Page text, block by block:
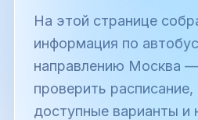
На этой странице
информация по
направлению Москва —
проверить расписание,
доступные варианты и